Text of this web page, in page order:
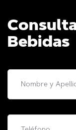
Bebidas